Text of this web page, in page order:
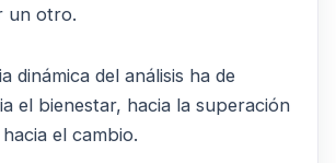
un otro.
dinámica del análisis ha de
el bienestar, hacia la superación
el cambio.